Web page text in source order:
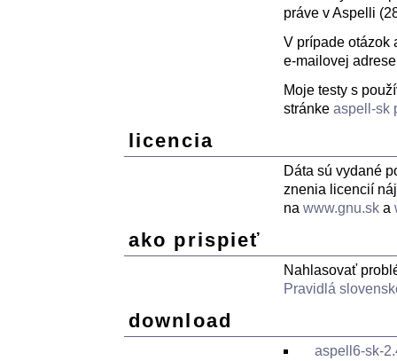
práve v Aspelli
V prípade otázok
e-mailovej
Moje testy s
stránke aspell-sk
licencia
Dáta sú vydané
znenia licencií
na www.gnu.sk a
ako prispieť
Nahlasovať
Pravidlá
download
aspell6-sk-